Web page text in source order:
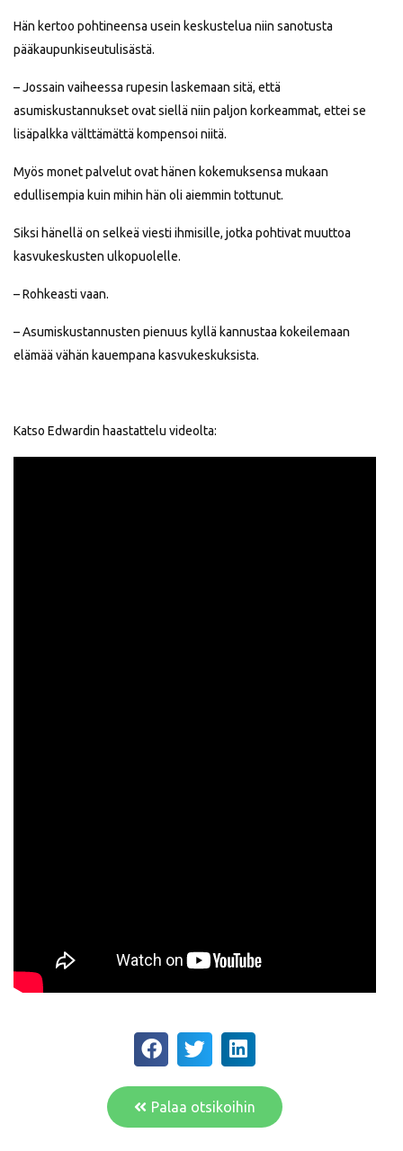
Hän kertoo pohtineensa usein keskustelua niin sanotusta
pääkaupunkiseutulisästä.
– Jossain vaiheessa rupesin laskemaan sitä, että
asumiskustannukset ovat siellä niin paljon korkeammat, ettei se
lisäpalkka välttämättä kompensoi niitä.
Myös monet palvelut ovat hänen kokemuksensa mukaan
edullisempia kuin mihin hän oli aiemmin tottunut.
Siksi hänellä on selkeä viesti ihmisille, jotka pohtivat muuttoa
kasvukeskusten ulkopuolelle.
– Rohkeasti vaan.
– Asumiskustannusten pienuus kyllä kannustaa kokeilemaan
elämää vähän kauempana kasvukeskuksista.
Katso Edwardin haastattelu videolta:
Palaa otsikoihin